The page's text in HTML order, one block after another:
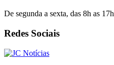
De segunda a sexta, das 8h as 17h
Redes Sociais